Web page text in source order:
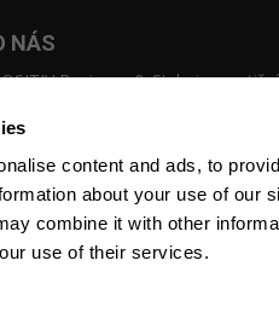
content and ads, to
about your use of our
combine it with other
use of their services.
NÁS
Business & Style je
a vybudovali úspěšné
newsletterů, pořádání